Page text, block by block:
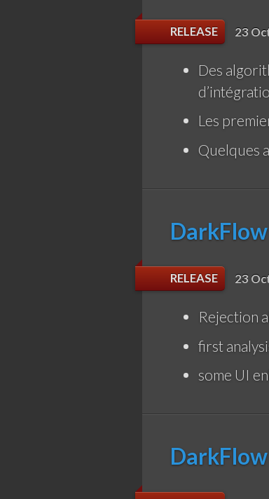
RELEASE 23
Des
Les
Quelques
RELEASE 23
Rejection
first
some UI